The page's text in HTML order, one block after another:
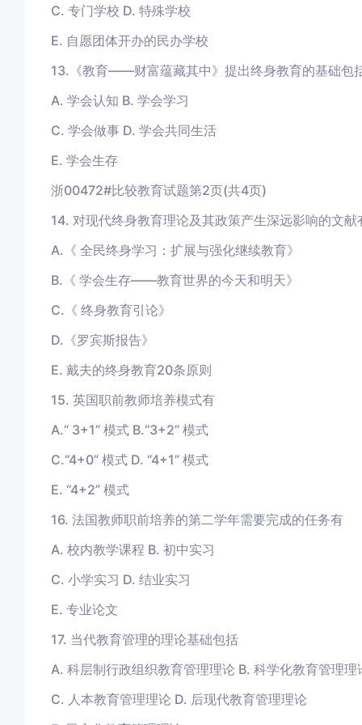
C. 专门学校 D. 特殊学校
E. 自愿团体开办的民办学校
13.《教育——财富蕴藏其中》提出终身教育的基础包
A. 学会认知 B. 学会学习
C. 学会做事 D. 学会共同生活
E. 学会生存
浙00472#比较教育试题第2页(共4页)
14. 对现代终身教育理论及其政策产生深远影响的文献
A.《 全民终身学习：扩展与强化继续教育》
B.《 学会生存——教育世界的今天和明天》
C.《 终身教育引论》
D.《罗宾斯报告》
E. 戴夫的终身教育20条原则
15. 英国职前教师培养模式有
A.“ 3+1” 模式 B.“3+2” 模式
C.“4+0” 模式 D. “4+1” 模式
E. “4+2” 模式
16. 法国教师职前培养的第二学年需要完成的任务有
A. 校内教学课程 B. 初中实习
C. 小学实习 D. 结业实习
E. 专业论文
17. 当代教育管理的理论基础包括
A. 科层制行政组织教育管理理论 B. 科学化教育管理理
C. 人本教育管理理论 D. 后现代教育管理理论